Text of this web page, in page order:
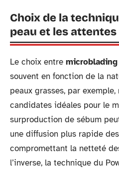
Choix de la
peau et les
Le choix entre microblading
souvent en fonction de la
peaux grasses, par
candidates idéales pour le
surproduction de sébum
une diffusion plus rapide
compromettant la netteté
l’inverse, la technique du